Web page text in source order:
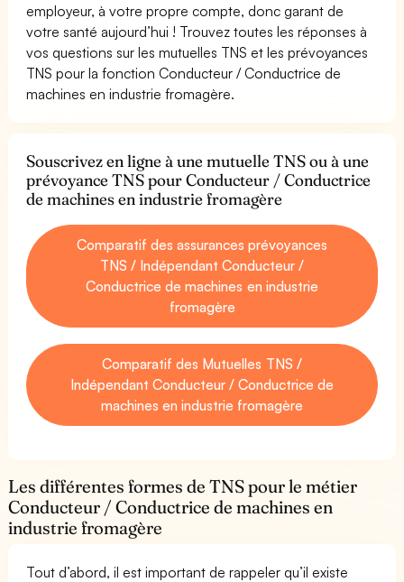
employeur, à votre propre compte, donc garant de
votre santé aujourd’hui ! Trouvez toutes les réponses à
vos questions sur les mutuelles TNS et les prévoyances
TNS pour la fonction Conducteur / Conductrice de
machines en industrie fromagère.
Souscrivez en ligne à une mutuelle TNS ou à une
prévoyance TNS pour Conducteur / Conductrice
de machines en industrie fromagère
Comparatif des assurances prévoyances
TNS / Indépendant Conducteur /
Conductrice de machines en industrie
fromagère
Comparatif des Mutuelles TNS /
Indépendant Conducteur / Conductrice de
machines en industrie fromagère
Les différentes formes de TNS pour le métier
Conducteur / Conductrice de machines en
industrie fromagère
Tout d’abord, il est important de rappeler qu’il existe